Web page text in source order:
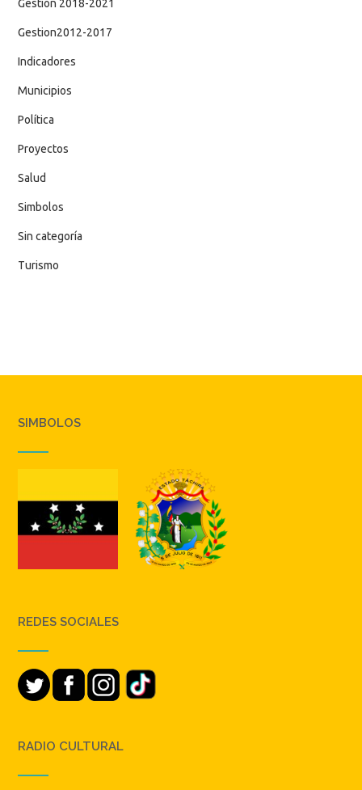
Gestion 2018-2021
Gestion2012-2017
Indicadores
Municipios
Política
Proyectos
Salud
Simbolos
Sin categoría
Turismo
SIMBOLOS
REDES SOCIALES
RADIO CULTURAL